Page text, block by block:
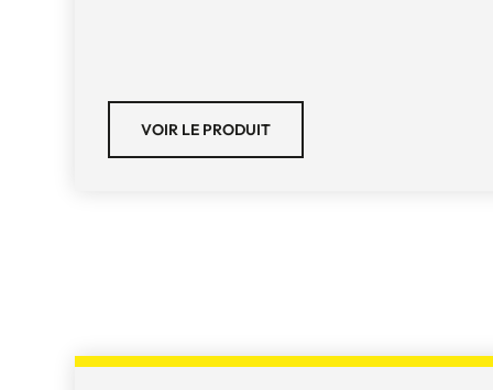
VOIR LE PRODUIT